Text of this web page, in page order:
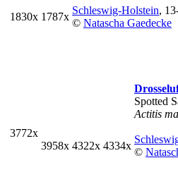
1830x 1787x
Schleswig-Holstein,
© Natascha Gaedecke
3772x
3958x 4322x 4334x
Spotted
Actitis
©